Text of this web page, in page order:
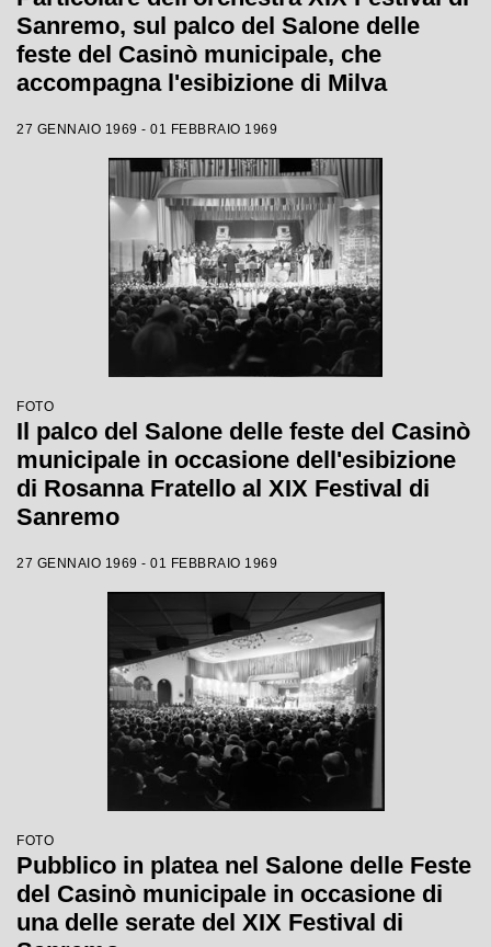
Sanremo, sul palco del Salone delle
feste del Casinò municipale, che
accompagna l'esibizione di Milva
27 GENNAIO 1969 - 01 FEBBRAIO 1969
FOTO
Il palco del Salone delle feste del Casinò
municipale in occasione dell'esibizione
di Rosanna Fratello al XIX Festival di
Sanremo
27 GENNAIO 1969 - 01 FEBBRAIO 1969
FOTO
Pubblico in platea nel Salone delle Feste
del Casinò municipale in occasione di
una delle serate del XIX Festival di